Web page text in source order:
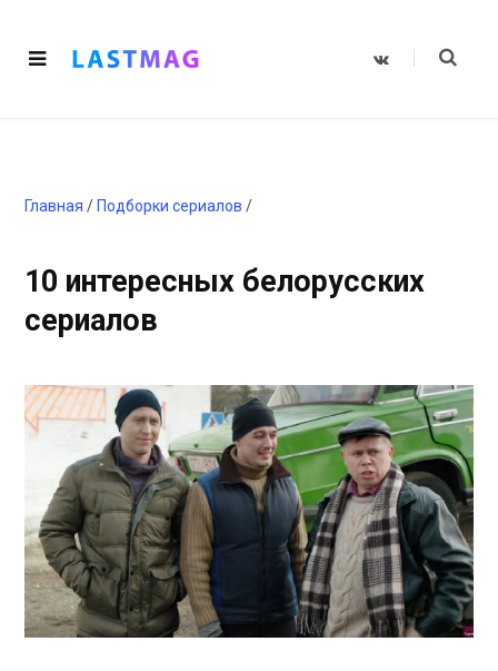
V
Главная / Подборки сериалов /
10 интересных белорусских
сериалов